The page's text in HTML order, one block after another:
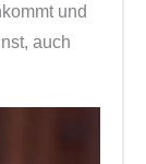
und
auch